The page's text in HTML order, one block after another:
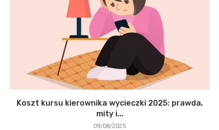
Koszt kursu kierownika wycieczki 2025: prawda,
mity i...
09/08/2025